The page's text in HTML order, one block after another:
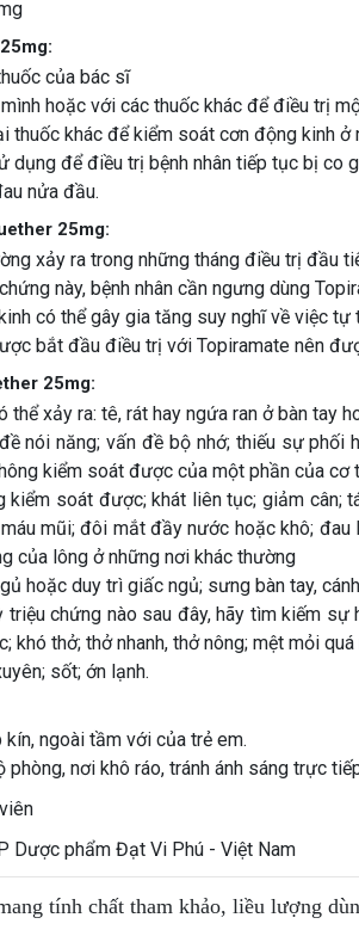
của bác sĩ
hoặc với các thuốc khác để điều trị
thuốc khác để kiểm soát cơn động kinh
dụng để điều trị bệnh nhân tiếp tục bị co
nửa đầu.
25mg:
xảy ra trong những tháng điều trị đầu
này, bệnh nhân cần ngưng dùng
có thể gây gia tăng suy nghĩ về việc
bắt đầu điều trị với Topiramate nên
25mg:
thể xảy ra: tê, rát hay ngứa ran ở bàn tay
nói năng; vấn đề bộ nhớ; thiếu sự phối
kiểm soát được của một phần của cơ
kiểm soát được; khát liên tục; giảm cân;
mũi; đôi mắt đầy nước hoặc khô;
của lông ở những nơi khác thường
hoặc duy trì giấc ngủ; sưng bàn tay,
triệu chứng nào sau đây, hãy tìm kiếm
khó thở; thở nhanh, thở nông; mệt mỏi
sốt; ớn lạnh.
ngoài tầm với của trẻ em.
phòng, nơi khô ráo, tránh ánh sáng trực
Dược phẩm Đạt Vi Phú - Việt Nam
tính chất tham khảo, liều lượng